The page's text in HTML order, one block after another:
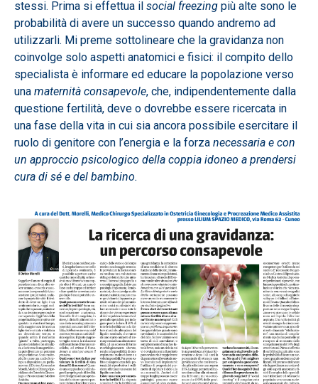
stessi. Prima si effettua il social freezing più alte sono le
probabilità di avere un successo quando andremo ad
utilizzarli. Mi preme sottolineare che la gravidanza non
coinvolge solo aspetti anatomici e fisici: il compito dello
specialista è informare ed educare la popolazione verso
una maternità consapevole, che, indipendentemente dalla
questione fertilità, deve o dovrebbe essere ricercata in
una fase della vita in cui sia ancora possibile esercitare il
ruolo di genitore con l’energia e la forza necessaria e con
un approccio psicologico della coppia idoneo a prendersi
cura di sé e del bambino.